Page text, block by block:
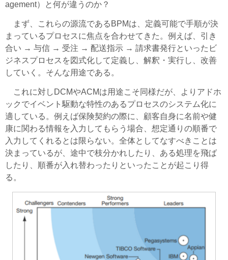
agement）と何が違うのか？
まず、これらの源流であるBPMは、定義可能で手順が決
まっているプロセスに焦点を合わせてきた。例えば、引き
合い → 与信 → 受注 → 配送指示 → 請求書発行といったビ
ジネスプロセスを図式化して定義し、解釈・実行し、改善
していく。そんな用途である。
これに対しDCMやACMは用途こそ同様だが、よりアドホ
ックでイベント駆動な特性のあるプロセスのシステム化に
適している。例えば保険契約の際に、顧客自身に名前や健
康に関わる情報を入力してもらう場合、想定通りの順番で
入力してくれるとは限らない。全体としてなすべきことは
決まっているが、途中で枝分かれしたり、ある処理を飛ば
したり、順番が入れ替わったりといったことが起こり得
る。